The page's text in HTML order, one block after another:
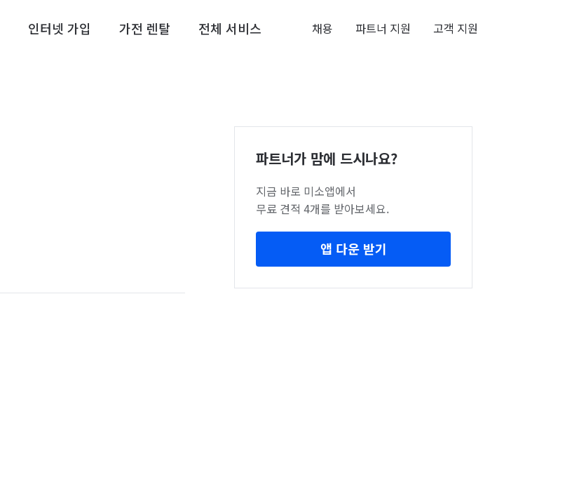
인터넷 가입 가전 렌탈 전체 서비스 채용 파트너 지원 고객 지원
파트너가 맘에 드시나요?
지금 바로 미소앱에서
무료 견적 4개를 받아보세요.
앱 다운 받기